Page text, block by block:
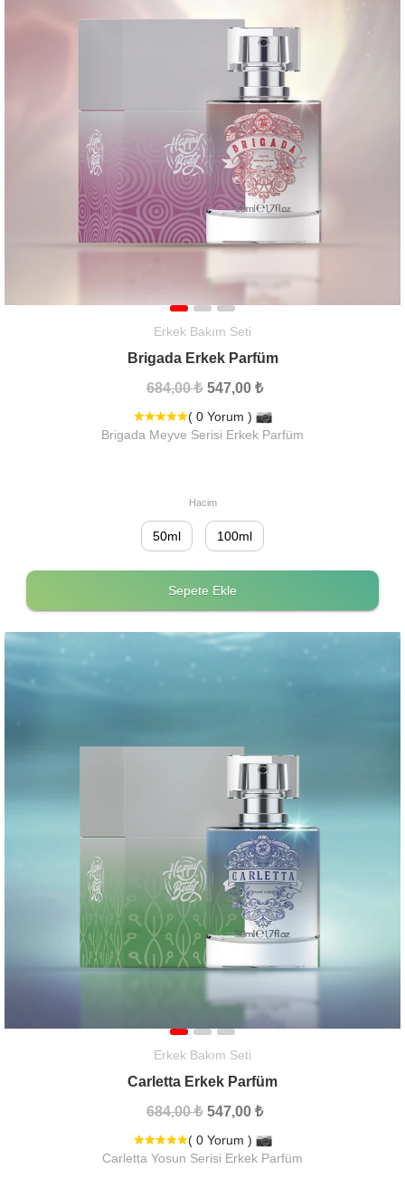
Erkek Bakım Seti
Brigada Erkek Parfüm
684,00 ₺ 547,00 ₺
( 0 Yorum )
Brigada Meyve Serisi Erkek Parfüm
Hacim
50ml 100ml
Sepete Ekle
Erkek Bakım Seti
Carletta Erkek Parfüm
684,00 ₺ 547,00 ₺
( 0 Yorum )
Carletta Yosun Serisi Erkek Parfüm